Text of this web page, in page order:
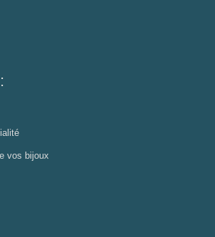
vos bijoux